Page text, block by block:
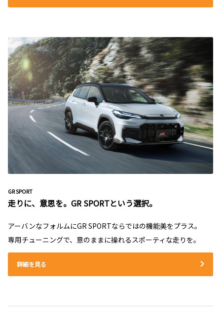
GR SPORT
走りに、意思を。GR SPORTという選択。
アーバンなフォルムにGR SPORTならではの機能美をプラス。
専用チューニングで、意のままに操れるスポーティな走りを。
詳細を見る